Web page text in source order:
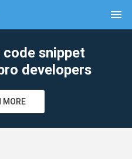
menu
snippet
developers
MORE
clear